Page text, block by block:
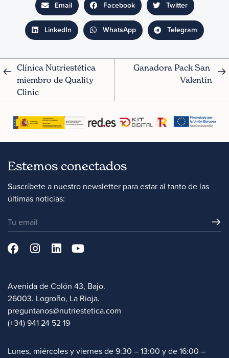
Email Facebook Twitter
LinkedIn WhatsApp Telegram
Clínica Nutriestética
miembro de Quality
Clinic
Ganadora Pack San
Valentín
Estemos conectados
Suscríbete a nuestro newsletter para estar al tanto de las
últimas noticias:
Avenida de Colón 43, Bajo.
26003. Logroño, La Rioja.
preguntanos@nutriestetica.com
(+34) 941 24 52 19
Lunes, miércoles y viernes de 9:30 – 13:00 y de 16:00 –